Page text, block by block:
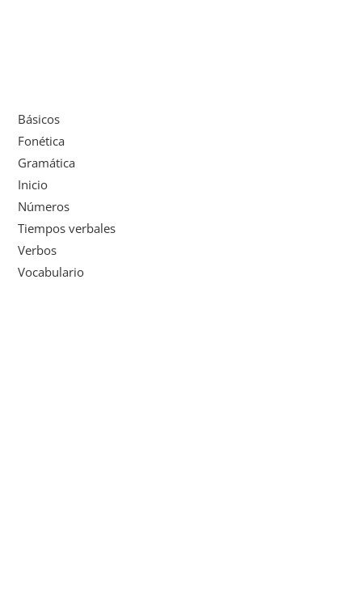
Básicos
Fonética
Gramática
Inicio
Números
Tiempos verbales
Verbos
Vocabulario